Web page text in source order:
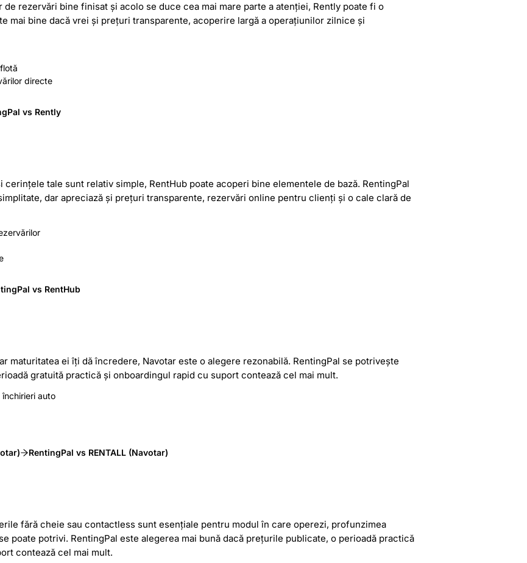
rezervări bine finisat și acolo se duce cea mai mare parte a atenției, Rently poate fi o
mai bine dacă vrei și prețuri transparente, acoperire largă a operațiunilor zilnice și
directe
vs Rently
tale sunt relativ simple, RentHub poate acoperi bine elementele de bază. RentingPal
dar apreciază și prețuri transparente, rezervări online pentru clienți și o cale clară de
vs RentHub
maturitatea ei îți dă încredere, Navotar este o alegere rezonabilă. RentingPal se potrivește
gratuită practică și onboardingul rapid cu suport contează cel mai mult.
auto
RentingPal vs RENTALL (Navotar)
fără cheie sau contactless sunt esențiale pentru modul în care operezi, profunzimea
poate potrivi. RentingPal este alegerea mai bună dacă prețurile publicate, o perioadă practică
contează cel mai mult.